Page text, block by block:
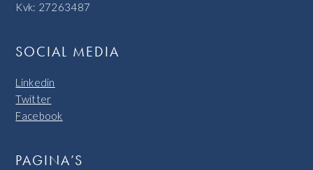
Kvk: 27263487
SOCIAL MEDIA
Linkedin
Twitter
Facebook
PAGINA’S